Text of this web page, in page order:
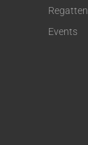
Regatten
Events